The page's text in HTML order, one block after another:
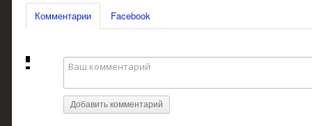
Комментарии Facebook
Добавить комментарий